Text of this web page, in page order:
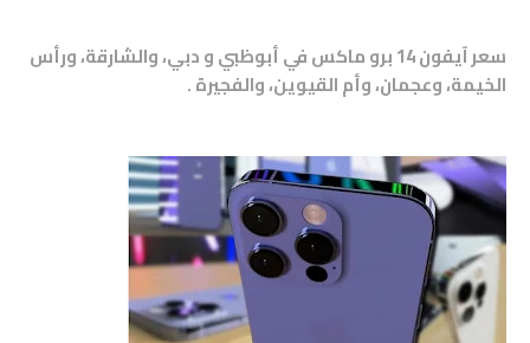
سعر آيفون 14 برو ماكس في أبوظبي و دبي، والشارقة، ورأس
الخيمة، وعجمان، وأم القيوين، والفجيرة .